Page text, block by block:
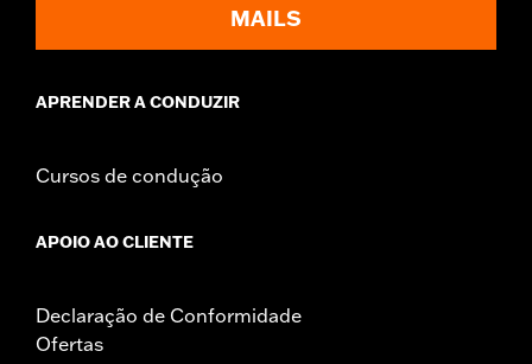
MAILS
APRENDER A CONDUZIR
Cursos de condução
APOIO AO CLIENTE
Declaração de Conformidade
Ofertas